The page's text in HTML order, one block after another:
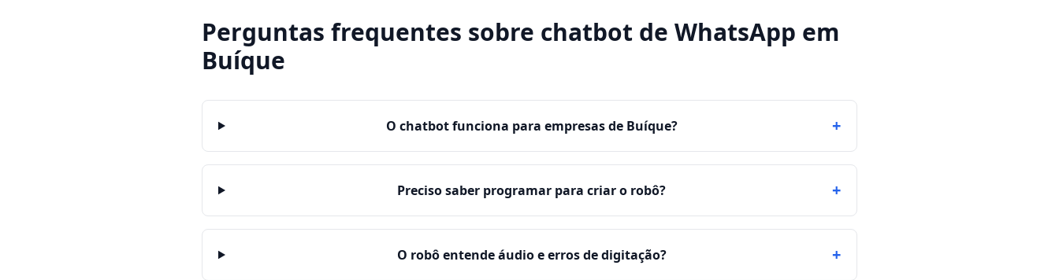
Perguntas frequentes sobre chatbot de WhatsApp em
Buíque
O chatbot funciona para empresas de Buíque? +
Preciso saber programar para criar o robô? +
O robô entende áudio e erros de digitação? +